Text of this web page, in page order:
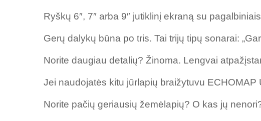
Ryškų 6″, 7″ arba 9″ jutiklinį ekraną su
Gerų dalykų būna po tris. Tai trijų tipų sonarai:
Norite daugiau detalių? Žinoma. Lengvai
Jei naudojatės kitu jūrlapių braižytuvu
Norite pačių geriausių žemėlapių? O kas jų